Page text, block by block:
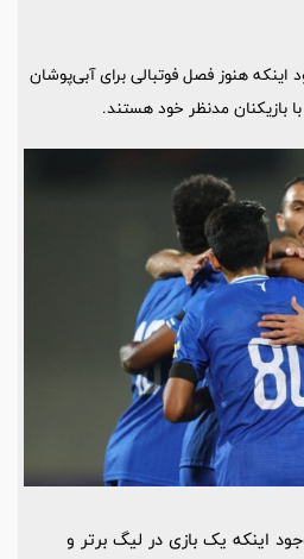
اینکه هنوز فصل فوتبالی برای آبی‌پوشان
بازیکنان مدنظر خود هستند.
اینکه یک بازی در لیگ برتر و